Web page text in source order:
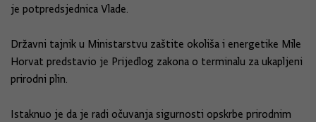
je potpredsjednica Vlade.
Državni tajnik u Ministarstvu zaštite okoliša i energetike Mile
Horvat predstavio je Prijedlog zakona o terminalu za ukapljeni
prirodni plin.
Istaknuo je da je radi očuvanja sigurnosti opskrbe prirodnim